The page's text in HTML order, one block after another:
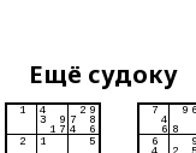
Ещё судоку